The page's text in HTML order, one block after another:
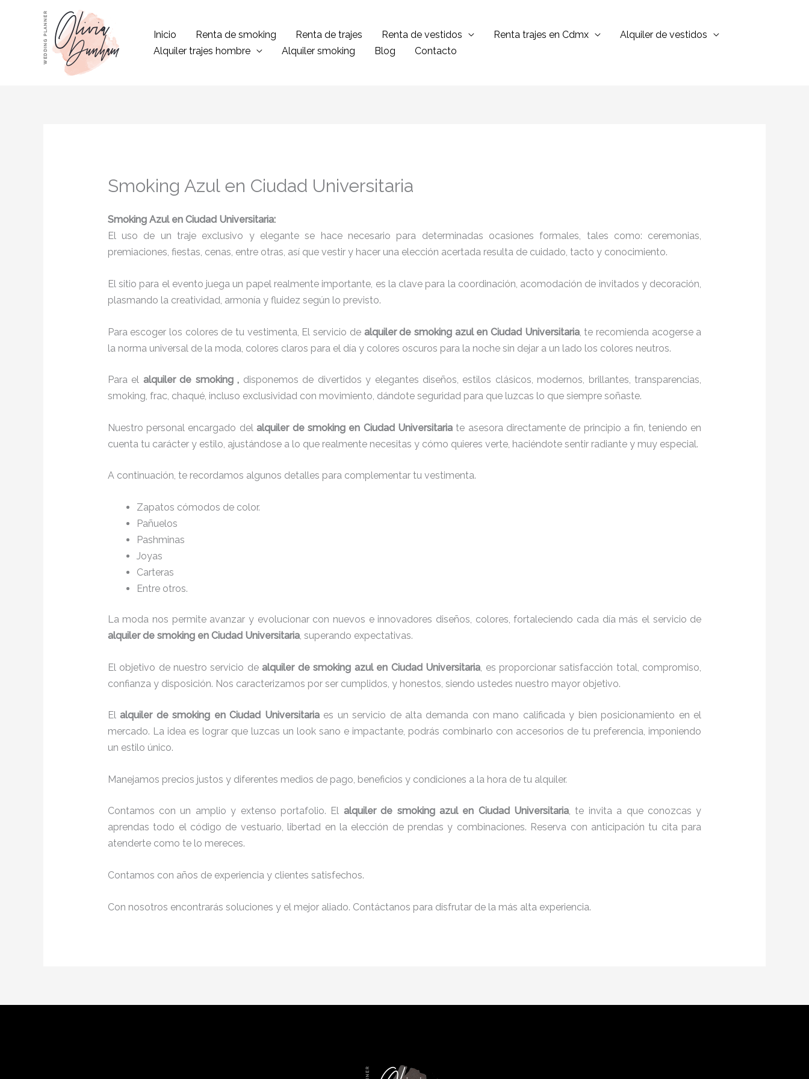
contenido
Inicio Renta de smoking Renta de trajes Renta de vestidos Renta trajes en Cdmx
Alquiler de vestidos
Alquiler trajes hombre
Alquiler smoking Blog Contacto
Smoking Azul en Ciudad Universitaria
Smoking Azul en Ciudad Universitaria:
El uso de un traje exclusivo y elegante se hace necesario para determinadas ocasiones formales, tales como: ceremonias,
premiaciones, fiestas, cenas, entre otras, así que vestir y hacer una elección acertada resulta de cuidado, tacto y conocimiento.
El sitio para el evento juega un papel realmente importante, es la clave para la coordinación, acomodación de invitados y decoración,
plasmando la creatividad, armonía y fluidez según lo previsto.
Para escoger los colores de tu vestimenta, El servicio de alquiler de smoking azul en Ciudad Universitaria, te recomienda acogerse a
la norma universal de la moda, colores claros para el día y colores oscuros para la noche sin dejar a un lado los colores neutros.
Para el alquiler de smoking , disponemos de divertidos y elegantes diseños, estilos clásicos, modernos, brillantes, transparencias,
smoking, frac, chaqué, incluso exclusividad con movimiento, dándote seguridad para que luzcas lo que siempre soñaste.
Nuestro personal encargado delalquiler de smoking en Ciudad Universitaria te asesora directamente de principio a fin, teniendo en
cuenta tu carácter y estilo, ajustándose a lo que realmente necesitas y cómo quieres verte, haciéndote sentir radiante y muy especial.
A continuación, te recordamos algunos detalles para complementar tu vestimenta.
Zapatos cómodos de color.
Pañuelos
Pashminas
Joyas
Carteras
Entre otros.
La moda nos permite avanzar y evolucionar con nuevos e innovadores diseños, colores, fortaleciendo cada día más el servicio de
alquiler de smoking en Ciudad Universitaria, superando expectativas.
El objetivo de nuestro servicio dealquiler de smoking azul en Ciudad Universitaria , es proporcionar satisfacción total, compromiso,
confianza y disposición. Nos caracterizamos por ser cumplidos, y honestos, siendo ustedes nuestro mayor objetivo.
Elalquiler de smoking en Ciudad Universitaria es un servicio de alta demanda con mano calificada y bien posicionamiento en el
mercado. La idea es lograr que luzcas un look sano e impactante, podrás combinarlo con accesorios de tu preferencia, imponiendo
un estilo único.
Manejamos precios justos y diferentes medios de pago, beneficios y condiciones a la hora de tu alquiler.
Contamos con un amplio y extenso portafolio. El alquiler de smoking azul en Ciudad Universitaria, te invita a que conozcas y
aprendas todo el código de vestuario, libertad en la elección de prendas y combinaciones. Reserva con anticipación tu cita para
atenderte como te lo mereces.
Contamos con años de experiencia y clientes satisfechos.
Con nosotros encontrarás soluciones y el mejor aliado. Contáctanos para disfrutar de la más alta experiencia.